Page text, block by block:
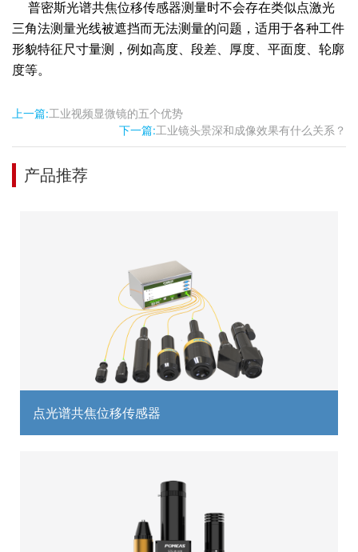
普密斯光谱共焦位移传感器测量时不会存在类似点激光
三角法测量光线被遮挡而无法测量的问题，适用于各种工件
形貌特征尺寸量测，例如高度、段差、厚度、平面度、轮廓
度等。
上一篇:工业视频显微镜的五个优势
下一篇:工业镜头景深和成像效果有什么关系？
产品推荐
点光谱共焦位移传感器